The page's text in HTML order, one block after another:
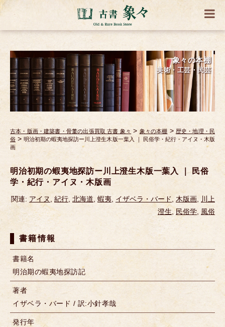
象々の本棚
美術・工芸・民芸
古本・版画・建築書・骨董の出張買取 古書 象々 > 象々の本棚 > 歴史・地理・民
俗 >明治初期の蝦夷地探訪ー川上澄生木版一葉入 ｜ 民俗学・紀行・アイヌ・木版
画
明治初期の蝦夷地探訪ー川上澄生木版一葉入 ｜ 民俗
学・紀行・アイヌ・木版画
関連: アイヌ, 紀行, 北海道, 蝦夷, イザベラ・バード, 木版画,川上
澄生,民俗学, 風俗
書籍情報
書籍名
明治期の蝦夷地探訪記
著者
イザベラ・バード / 訳:小針孝哉
発行年